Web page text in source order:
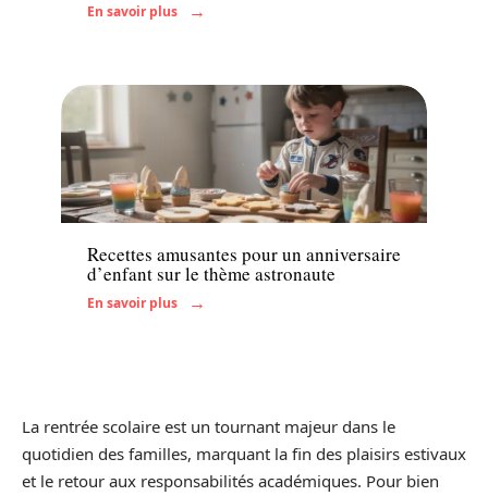
En savoir plus
Famille
Recettes amusantes pour un anniversaire
d’enfant sur le thème astronaute
En savoir plus
La rentrée scolaire est un tournant majeur dans le
quotidien des familles, marquant la fin des plaisirs estivaux
et le retour aux responsabilités académiques. Pour bien